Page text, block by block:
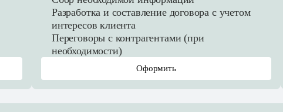
Разработка и составление договора с учетом
интересов клиента
Переговоры с контрагентами (при
необходимости)
Оформить